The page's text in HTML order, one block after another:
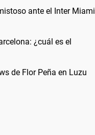
ante el Inter Miami
¿cuál es el
de Flor Peña en Luzu